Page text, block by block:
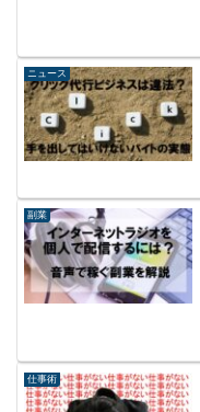
ニュース
副業
仕事術